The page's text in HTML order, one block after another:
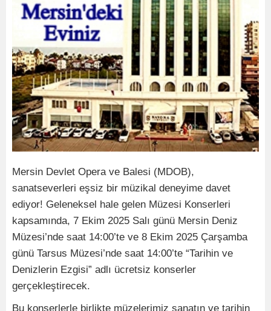
Mersin Devlet Opera ve Balesi (MDOB),
sanatseverleri eşsiz bir müzikal deneyime davet
ediyor! Geleneksel hale gelen Müzesi Konserleri
kapsamında, 7 Ekim 2025 Salı günü Mersin Deniz
Müzesi’nde saat 14:00’te ve 8 Ekim 2025 Çarşamba
günü Tarsus Müzesi’nde saat 14:00’te “Tarihin ve
Denizlerin Ezgisi” adlı ücretsiz konserler
gerçekleştirecek.
Bu konserlerle birlikte müzelerimiz sanatın ve tarihin